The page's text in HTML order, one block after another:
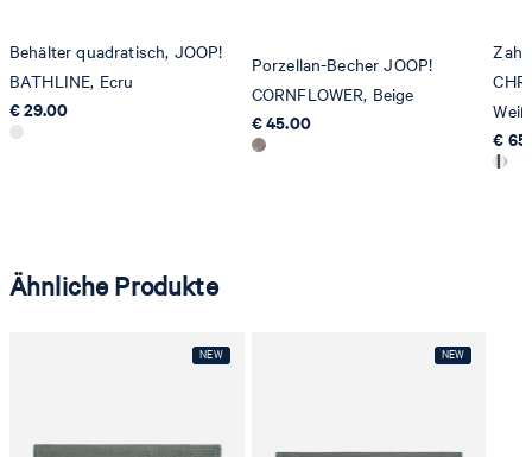
Behälter quadratisch, JOOP!
BATHLINE, Ecru
€ 29.00
Porzellan-Becher JOOP!
CORNFLOWER, Beige
€ 45.00
Weiß
€
Ähnliche Produkte